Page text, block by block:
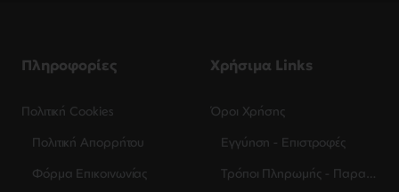
Πληροφορίες
Πολιτική Cookies
Πολιτική Απορρήτου
Φόρμα Επικοινωνίας
Χρήσιμα Links
Όροι Χρήσης
Εγγύηση - Επιστροφές